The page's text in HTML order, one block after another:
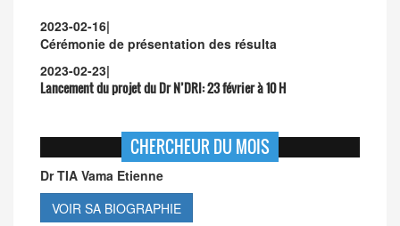
2023-02-16|
Cérémonie de présentation des résulta
2023-02-23|
Lancement du projet du Dr N’DRI:23 février à 10 H
CHERCHEUR DU MOIS
Dr TIA Vama Etienne
VOIR SA BIOGRAPHIE